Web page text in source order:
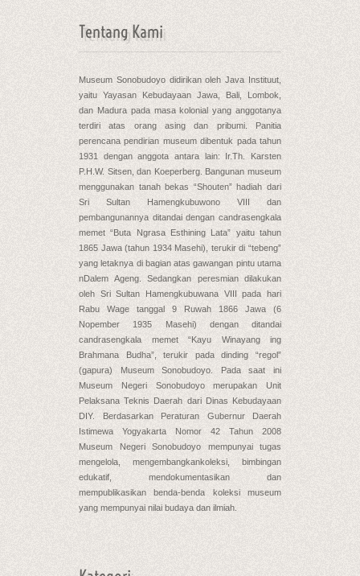
Tentang Kami
Museum Sonobudoyo didirikan oleh Java Instituut,
yaitu Yayasan Kebudayaan Jawa, Bali, Lombok,
dan Madura pada masa kolonial yang anggotanya
terdiri atas orang asing dan pribumi. Panitia
perencana pendirian museum dibentuk pada tahun
1931 dengan anggota antara lain: Ir.Th. Karsten
P.H.W. Sitsen, dan Koeperberg. Bangunan museum
menggunakan tanah bekas “Shouten” hadiah dari
Sri Sultan Hamengkubuwono VIII dan
pembangunannya ditandai dengan candrasengkala
memet “Buta Ngrasa Esthining Lata” yaitu tahun
1865 Jawa (tahun 1934 Masehi), terukir di “tebeng”
yang letaknya di bagian atas gawangan pintu utama
nDalem Ageng. Sedangkan peresmian dilakukan
oleh Sri Sultan Hamengkubuwana VIII pada hari
Rabu Wage tanggal 9 Ruwah 1866 Jawa (6
Nopember 1935 Masehi) dengan ditandai
candrasengkala memet “Kayu Winayang ing
Brahmana Budha”, terukir pada dinding “regol”
(gapura) Museum Sonobudoyo. Pada saat ini
Museum Negeri Sonobudoyo merupakan Unit
Pelaksana Teknis Daerah dari Dinas Kebudayaan
DIY. Berdasarkan Peraturan Gubernur Daerah
Istimewa Yogyakarta Nomor 42 Tahun 2008
Museum Negeri Sonobudoyo mempunyai tugas
mengelola, mengembangkankoleksi, bimbingan
edukatif, mendokumentasikan dan
mempublikasikan benda-benda koleksi museum
yang mempunyai nilai budaya dan ilmiah.